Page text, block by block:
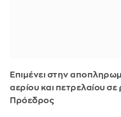
Επιμένει στην
αερίου και πετρελαίου
Πρόεδρος